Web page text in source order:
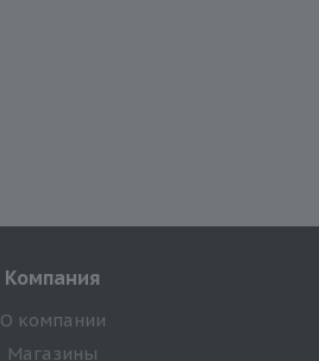
Компания
О компании
Магазины